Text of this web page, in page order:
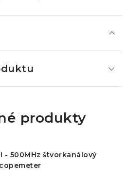
produkty
- 500MHz štvorkanálový